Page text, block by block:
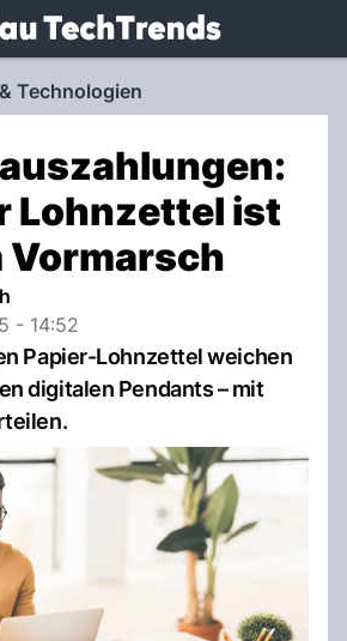
NAU.ch
Technologien
Lohnzettel ist
Vormarsch
- 14:52
Papier-Lohnzettel weichen
digitalen Pendants – mit